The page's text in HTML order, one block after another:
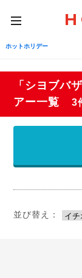
toggle
navigation
ホットホリデー
「シヨブバ
アー一覧
3
並び替え：